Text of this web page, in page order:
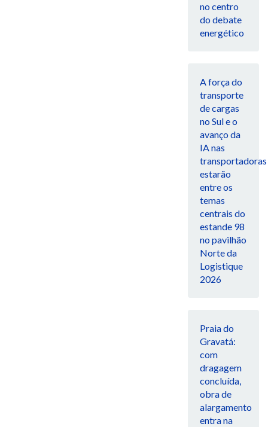
no centro
do debate
energético
A força do
transporte
de cargas
no Sul e o
avanço da
IA nas
transportadoras
estarão
entre os
temas
centrais do
estande 98
no pavilhão
Norte da
Logistique
2026
Praia do
Gravatá:
com
dragagem
concluída,
obra de
alargamento
entra na